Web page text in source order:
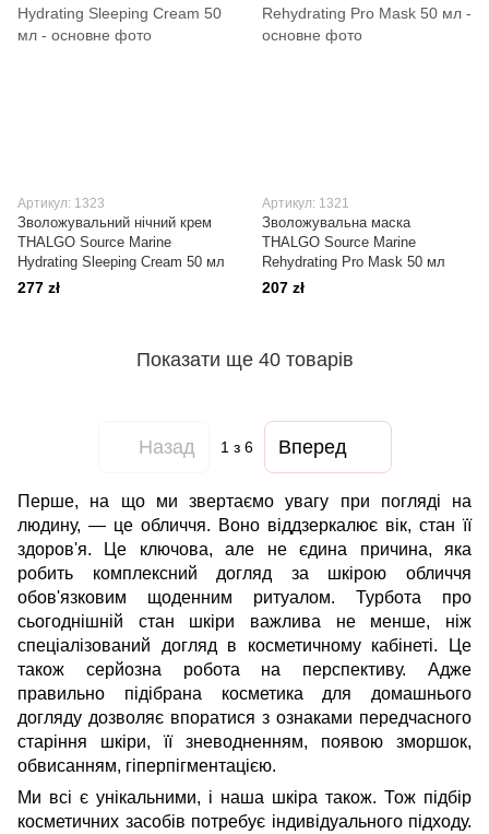
Артикул: 1323
Зволожувальний нічний крем
THALGO Source Marine
Hydrating Sleeping Cream 50 мл
277 zł
Артикул: 1321
Зволожувальна маска
THALGO Source Marine
Rehydrating Pro Mask 50 мл
207 zł
Показати ще 40 товарів
Назад 1 з 6 Вперед
Перше, на що ми звертаємо увагу при погляді на
людину, — це обличчя. Воно віддзеркалює вік, стан її
здоров'я. Це ключова, але не єдина причина, яка
робить комплексний догляд за шкірою обличчя
обов'язковим щоденним ритуалом. Турбота про
сьогоднішній стан шкіри важлива не менше, ніж
спеціалізований догляд в косметичному кабінеті. Це
також серйозна робота на перспективу. Адже
правильно підібрана косметика для домашнього
догляду дозволяє впоратися з ознаками передчасного
старіння шкіри, її зневодненням, появою зморшок,
обвисанням, гіперпігментацією.
Ми всі є унікальними, і наша шкіра також. Тож підбір
косметичних засобів потребує індивідуального підходу.